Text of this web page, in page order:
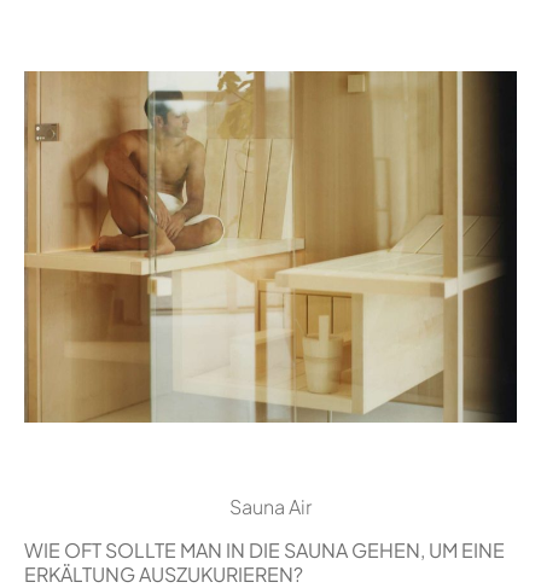
Sauna Air
WIE OFT SOLLTE MAN IN DIE SAUNA GEHEN, UM EINE
ERKÄLTUNG AUSZUKURIEREN?